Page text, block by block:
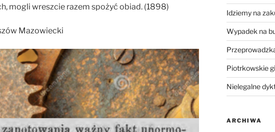
mogli wreszcie razem spożyć obiad. (1898)
Mazowiecki
Idziemy na
Wypadek na
Piotrkowskie
Nielegalne
ARCHIWA